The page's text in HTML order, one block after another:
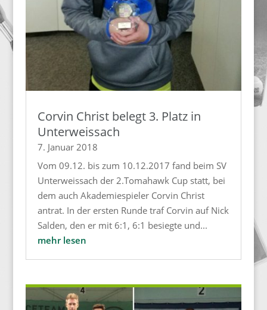
Corvin Christ belegt 3. Platz in
Unterweissach
7. Januar 2018
Vom 09.12. bis zum 10.12.2017 fand beim SV
Unterweissach der 2.Tomahawk Cup statt, bei
dem auch Akademiespieler Corvin Christ
antrat. In der ersten Runde traf Corvin auf Nick
Salden, den er mit 6:1, 6:1 besiegte und...
mehr lesen